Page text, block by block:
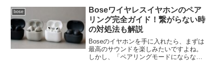
bose
Boseワイヤレスイヤホンのペア
リング完全ガイド！繋がらない時
の対処法も解説
Boseのイヤホンを手に入れたら、まずは
最高のサウンドを楽しみたいですよね。
しかし、「ペアリングモードにならな